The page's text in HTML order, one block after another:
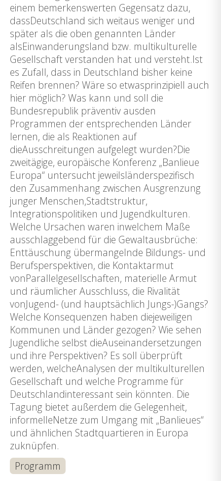
einem bemerkenswerten Gegensatz dazu,
dassDeutschland sich weitaus weniger und
später als die oben genannten Länder
alsEinwanderungsland bzw. multikulturelle
Gesellschaft verstanden hat und versteht.Ist
es Zufall, dass in Deutschland bisher keine
Reifen brennen? Wäre so etwasprinzipiell auch
hier möglich? Was kann und soll die
Bundesrepublik präventiv ausden
Programmen der entsprechenden Länder
lernen, die als Reaktionen auf
dieAusschreitungen aufgelegt wurden?Die
zweitägige, europäische Konferenz „Banlieue
Europa“ untersucht jeweilsländerspezifisch
den Zusammenhang zwischen Ausgrenzung
junger Menschen,Stadtstruktur,
Integrationspolitiken und Jugendkulturen.
Welche Ursachen waren inwelchem Maße
ausschlaggebend für die Gewaltausbrüche:
Enttäuschung übermangelnde Bildungs- und
Berufsperspektiven, die Kontaktarmut
vonParallelgesellschaften, materielle Armut
und räumlicher Ausschluss, die Rivalität
vonJugend- (und hauptsächlich Jungs-)Gangs?
Welche Konsequenzen haben diejeweiligen
Kommunen und Länder gezogen? Wie sehen
Jugendliche selbst dieAuseinandersetzungen
und ihre Perspektiven? Es soll überprüft
werden, welcheAnalysen der multikulturellen
Gesellschaft und welche Programme für
Deutschlandinteressant sein könnten. Die
Tagung bietet außerdem die Gelegenheit,
informelleNetze zum Umgang mit „Banlieues“
und ähnlichen Stadtquartieren in Europa
zuknüpfen.
Programm